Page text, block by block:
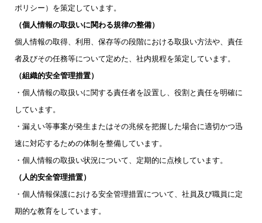
ポリシー）を策定しています。
（個人情報の取扱いに関わる規律の整備）
個人情報の取得、利用、保存等の段階における取扱い方法や、責任
者及びその任務等について定めた、社内規程を策定しています。
（組織的安全管理措置）
・個人情報の取扱いに関する責任者を設置し、役割と責任を明確に
しています。
・漏えい等事案が発生またはその兆候を把握した場合に適切かつ迅
速に対応するための体制を整備しています。
・個人情報の取扱い状況について、定期的に点検しています。
（人的安全管理措置）
・個人情報保護における安全管理措置について、社員及び職員に定
期的な教育をしています。